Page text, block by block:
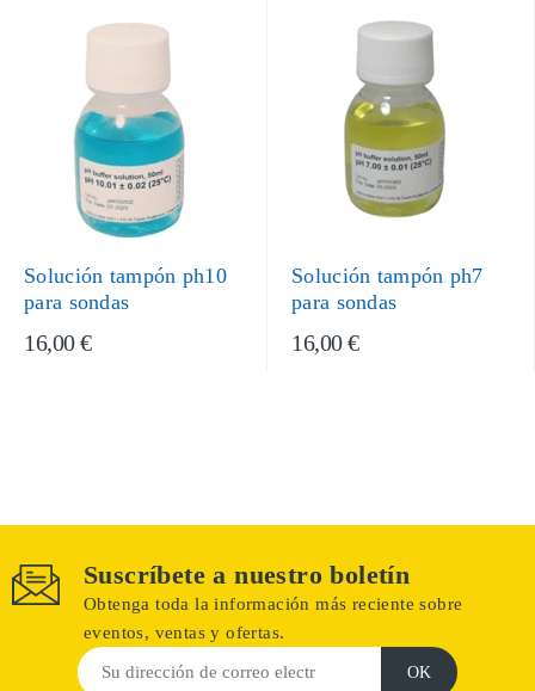
Solución tampón ph10
para sondas
16,00 €
Solución tampón ph7
para sondas
16,00 €
Suscríbete a nuestro boletín
Obtenga toda la información más reciente sobre
eventos, ventas y ofertas.